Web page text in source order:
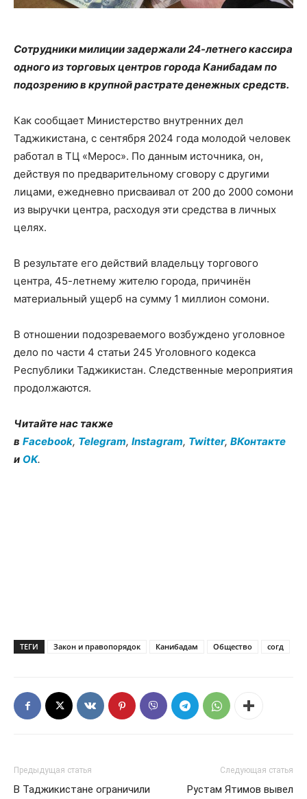
Сотрудники милиции задержали 24-летнего кассира
одного из торговых центров города Канибадам по
подозрению в крупной растрате денежных средств.
Как сообщает Министерство внутренних дел
Таджикистана, с сентября 2024 года молодой человек
работал в ТЦ «Мерос». По данным источника, он,
действуя по предварительному сговору с другими
лицами, ежедневно присваивал от 200 до 2000 сомони
из выручки центра, расходуя эти средства в личных
целях.
В результате его действий владельцу торгового
центра, 45-летнему жителю города, причинён
материальный ущерб на сумму 1 миллион сомони.
В отношении подозреваемого возбуждено уголовное
дело по части 4 статьи 245 Уголовного кодекса
Республики Таджикистан. Следственные мероприятия
продолжаются.
Читайте нас также
в Facebook, Telegram, Instagram, Twitter, ВКонтакте
и OK.
ТЕГИ Закон и правопорядок Канибадам Общество согд
Предыдущая статья
В Таджикистане ограничили
Следующая статья
Рустам Ятимов вывел